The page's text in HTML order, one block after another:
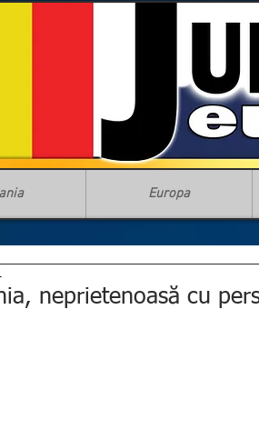
Europa
neprietenoasă cu